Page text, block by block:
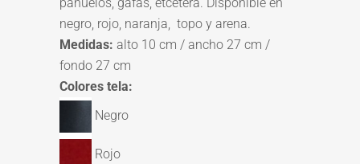
pañuelos, gafas, etcétera. Disponible en
negro, rojo, naranja, topo y arena.
Medidas: alto 10 cm / ancho 27 cm /
fondo 27 cm
Colores tela:
Negro
Rojo